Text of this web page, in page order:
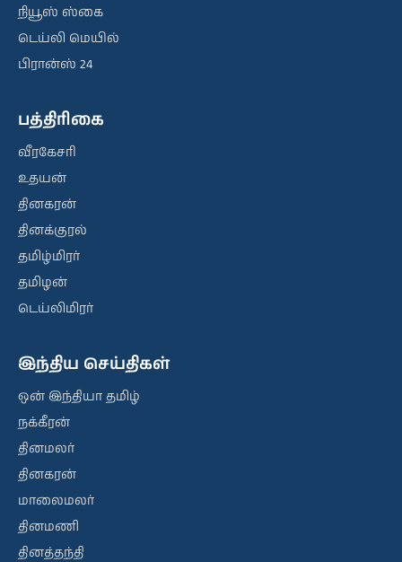
நியூஸ் ஸ்கை
டெய்லி மெயில்
பிரான்ஸ் 24
பத்திரிகை
வீரகேசரி
உதயன்
தினகரன்
தினக்குரல்
தமிழ்மிரர்
தமிழன்
டெய்லிமிரர்
இந்திய செய்திகள்
ஒன் இந்தியா தமிழ்
நக்கீரன்
தினமலர்
தினகரன்
மாலைமலர்
தினமணி
தினத்தந்தி